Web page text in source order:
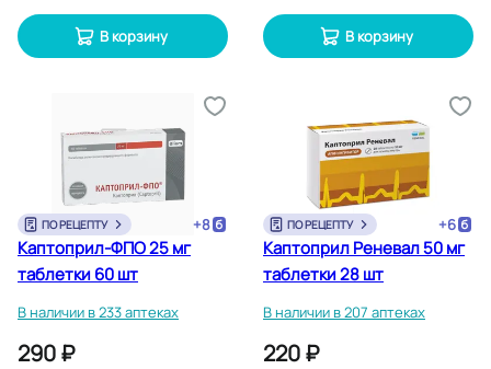
В корзину В корзину
ПО РЕЦЕПТУ +8
Каптоприл-ФПО 25 мг
таблетки 60 шт
В наличии в 233 аптеках
290 ₽
ПО РЕЦЕПТУ +6
Каптоприл Реневал 50 мг
таблетки 28 шт
В наличии в 207 аптеках
220 ₽